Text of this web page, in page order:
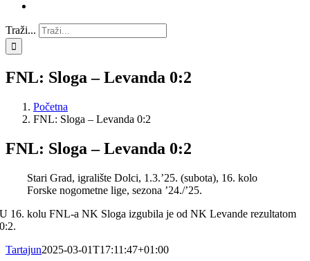
Traži...
FNL: Sloga – Levanda 0:2
Početna
FNL: Sloga – Levanda 0:2
FNL: Sloga – Levanda 0:2
Stari Grad, igralište Dolci, 1.3.’25. (subota), 16. kolo
Forske nogometne lige, sezona ’24./’25.
U 16. kolu FNL-a NK Sloga izgubila je od NK Levande rezultatom
0:2.
Tartajun2025-03-01T17:11:47+01:00